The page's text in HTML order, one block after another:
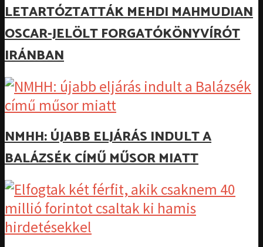
LETARTÓZTATTÁK MEHDI MAHMUDIAN
OSCAR-JELÖLT FORGATÓKÖNYVÍRÓT
IRÁNBAN
NMHH: ÚJABB ELJÁRÁS INDULT A
BALÁZSÉK CÍMŰ MŰSOR MIATT